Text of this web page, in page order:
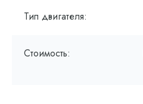
Тип двигателя:
Стоимость: